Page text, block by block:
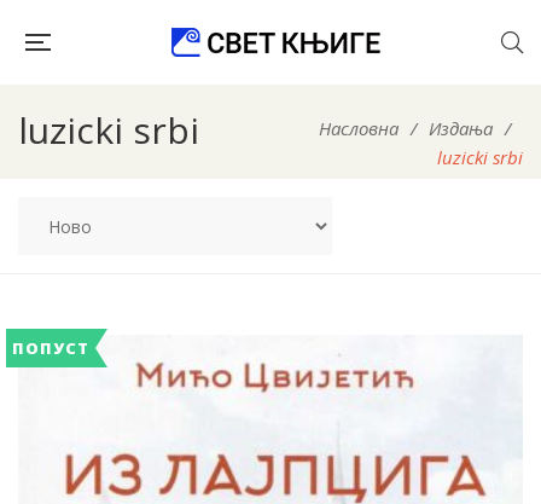
luzicki srbi Насловна / Издања /
luzicki srbi
ПОПУСТ